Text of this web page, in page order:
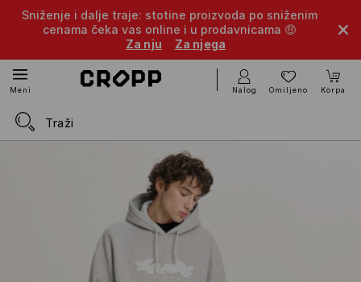
Sniženje i dalje traje: stotine proizvoda po sniženim
cenama čeka vas online i u prodavnicama 🤑
Za nju
Za njega
Meni Nalog Omiljeno Korpa